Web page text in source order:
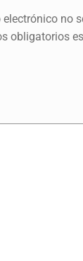
no
obligatorios